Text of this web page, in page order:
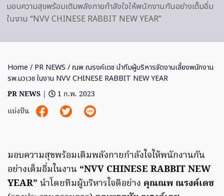
มอบความสุขพร้อมเติมพลังกายกำลังใจให้พนักงานกันอย่างเต็มอิ่ม
ในงาน “NVV CHINESE RABBIT NEW YEAR”
Home / PR NEWS / ณพ ณรงค์เดช นำทีมผู้บริหารจัดงานเลี้ยงพนักงาน
รพ.นวเวช ในงาน NVV CHINESE RABBIT NEW YEAR
PR NEWS |
1 ก.พ. 2023
แบ่งปัน
มอบความสุขพร้อมเติมพลังกายกำลังใจให้พนักงานกัน
อย่างเต็มอิ่มในงาน “NVV CHINESE RABBIT NEW
YEAR” นำโดยทีมผู้บริหารใจดีอย่าง คุณณพ ณรงค์เดช